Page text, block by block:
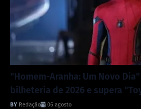
"Homem-Aranha: Um Novo
bilheteria de 2026 e supera
Redação 06 agosto